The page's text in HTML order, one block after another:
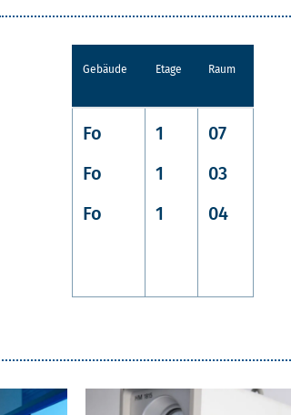
Gebäude Etage Raum
Fo
Fo
Fo
1
1
1
07
03
04